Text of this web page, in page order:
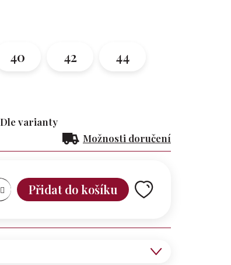
40 42
44
Dle varianty
Možnosti doručení
Přidat do košíku